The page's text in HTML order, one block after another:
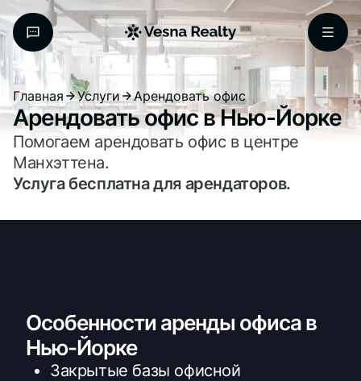
Главная Услуги Арендовать офис
Арендовать офис в Нью-Йорке
Помогаем арендовать офис в центре
Манхэттена.
Услуга бесплатна для арендаторов.
Особенности аренды офиса в
Нью-Йорке
Закрытые базы офисной